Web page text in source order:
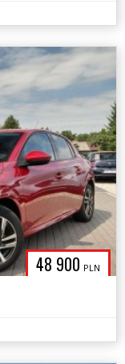
48 900 PLN